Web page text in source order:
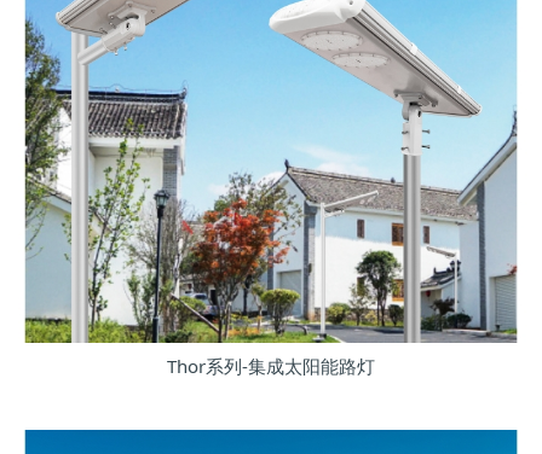
Thor系列-集成太阳能路灯